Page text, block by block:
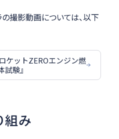
撮影動画については、以下
ケットZEROエンジン燃
試験』
組み